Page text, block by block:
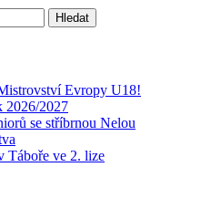
Evropy U18!
2026/2027
se stříbrnou Nelou
Táboře ve 2. lize